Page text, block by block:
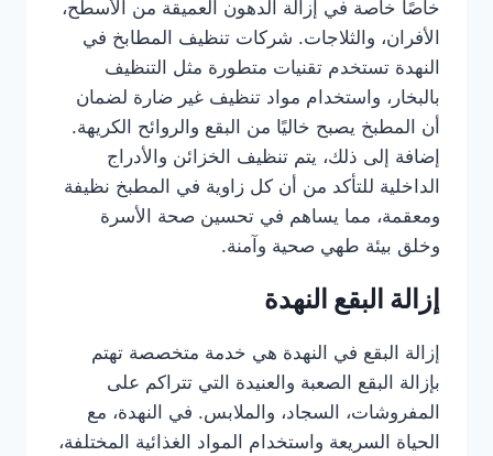
خاصًا خاصة في إزالة الدهون العميقة من الأسطح،
الأفران، والثلاجات. شركات تنظيف المطابخ في
النهدة تستخدم تقنيات متطورة مثل التنظيف
بالبخار، واستخدام مواد تنظيف غير ضارة لضمان
أن المطبخ يصبح خاليًا من البقع والروائح الكريهة.
إضافة إلى ذلك، يتم تنظيف الخزائن والأدراج
الداخلية للتأكد من أن كل زاوية في المطبخ نظيفة
ومعقمة، مما يساهم في تحسين صحة الأسرة
وخلق بيئة طهي صحية وآمنة.
إزالة البقع النهدة
إزالة البقع في النهدة هي خدمة متخصصة تهتم
بإزالة البقع الصعبة والعنيدة التي تتراكم على
المفروشات، السجاد، والملابس. في النهدة، مع
الحياة السريعة واستخدام المواد الغذائية المختلفة،